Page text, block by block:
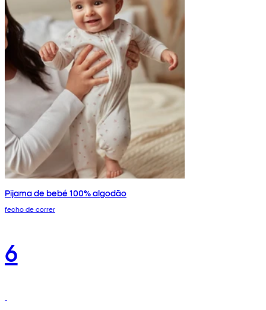
Pijama de bebé 100% algodão
fecho de correr
6